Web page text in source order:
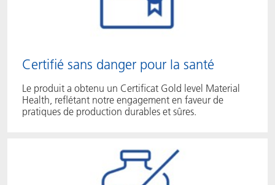
Certifié sans danger pour la santé
Le produit a obtenu un Certificat Gold level Material
Health, reflétant notre engagement en faveur de
pratiques de production durables et sûres.